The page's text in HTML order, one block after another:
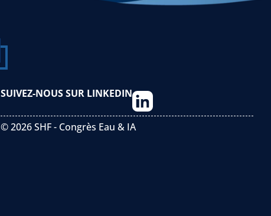
SUIVEZ-NOUS SUR LINKEDIN
© 2026 SHF - Congrès Eau & IA